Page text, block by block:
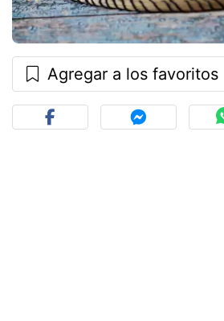
Agregar a los favoritos